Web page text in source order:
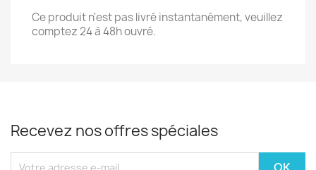
Ce produit n'est pas livré instantanément, veuillez
comptez 24 à 48h ouvré.
Recevez nos offres spéciales